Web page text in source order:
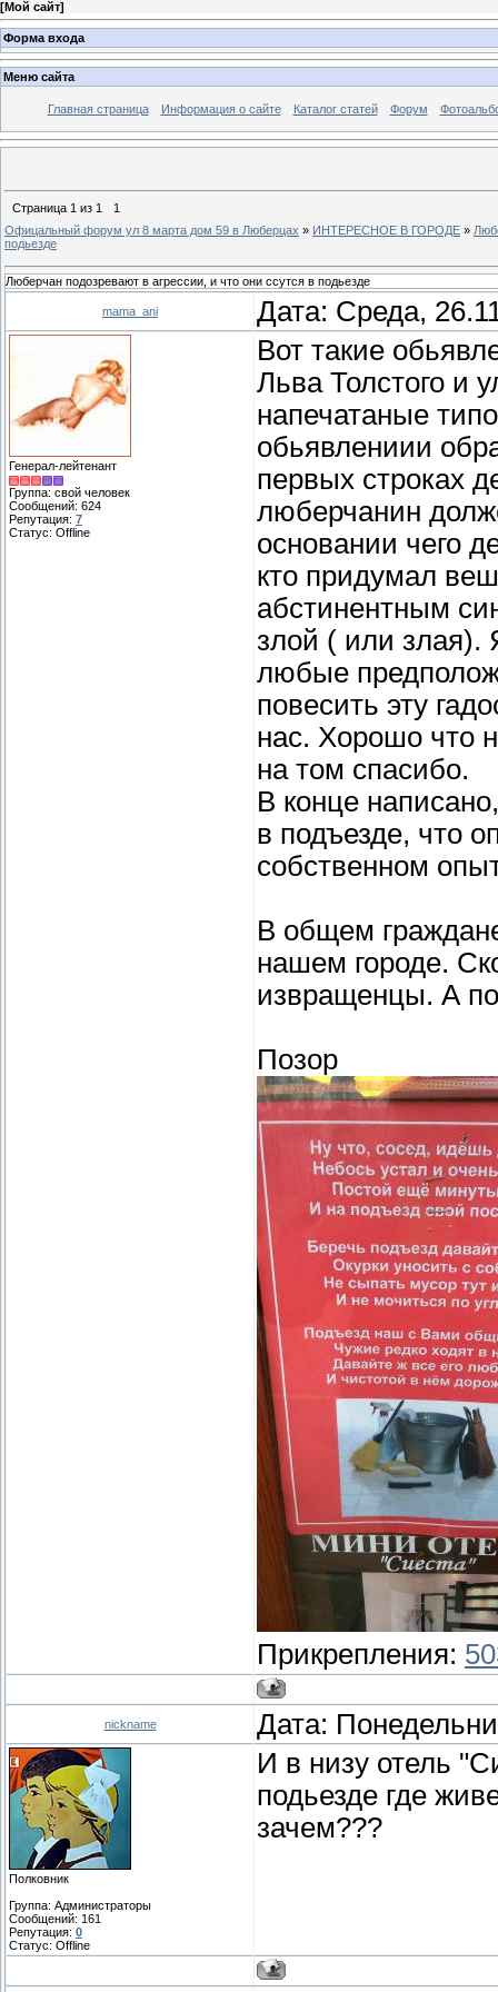
[Мой сайт]
Форма входа
Меню сайта
Главная страница Информация о сайте Каталог статей Форум
Страница 1 из 1
1
Офицальный форум ул 8 марта дом 59 в Люберцах » ИНТЕРЕСНОЕ В ГОРОДЕ »
подьезде
Люберчан подозревают в агрессии, и что они ссутся в подьезде
mama_ani Дата: Среда,
Генерал-лейтенант
Группа: свой человек
Сообщений: 624
Репутация: 7
Статус: Offline
Вот такие
Льва Толстого и
напечатаные
обьявлениии
первых строках
люберчанин
основании чего
кто придумал
абстинентным
злой ( или злая).
любые
повесить эту
нас. Хорошо что
на том спасибо.
В конце
в подъезде, что
собственном
В общем
нашем городе.
извращенцы. А
Позор
Прикрепления:
nickname Дата:
Полковник
Группа: Администраторы
Сообщений: 161
Репутация: 0
Статус: Offline
И в низу отель
подьезде где
зачем???